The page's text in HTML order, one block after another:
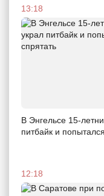
13:18
В Энгельсе 15-
питбайк и
12:18